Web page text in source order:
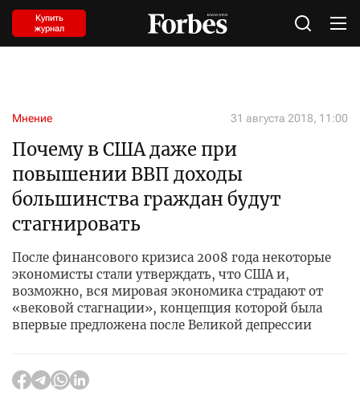
Купить
журнал
Мнение 31 августа 2018, 11:00
Почему в США даже при
повышении ВВП доходы
большинства граждан будут
стагнировать
После финансового кризиса 2008 года некоторые
экономисты стали утверждать, что США и,
возможно, вся мировая экономика страдают от
«вековой стагнации», концепция которой была
впервые предложена после Великой депрессии